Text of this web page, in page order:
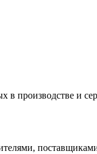
производстве и